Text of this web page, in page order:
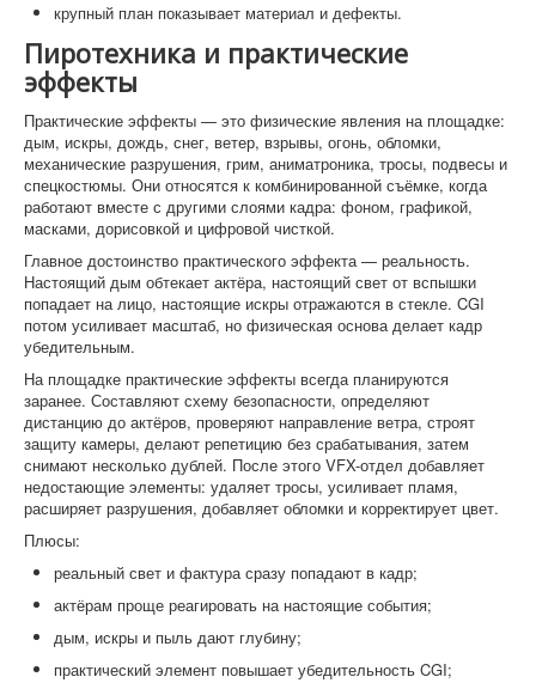
крупный план показывает материал и дефекты.
Пиротехника и практические
эффекты
Практические эффекты — это физические явления на площадке:
дым, искры, дождь, снег, ветер, взрывы, огонь, обломки,
механические разрушения, грим, аниматроника, тросы, подвесы и
спецкостюмы. Они относятся к комбинированной съёмке, когда
работают вместе с другими слоями кадра: фоном, графикой,
масками, дорисовкой и цифровой чисткой.
Главное достоинство практического эффекта — реальность.
Настоящий дым обтекает актёра, настоящий свет от вспышки
попадает на лицо, настоящие искры отражаются в стекле. CGI
потом усиливает масштаб, но физическая основа делает кадр
убедительным.
На площадке практические эффекты всегда планируются
заранее. Составляют схему безопасности, определяют
дистанцию до актёров, проверяют направление ветра, строят
защиту камеры, делают репетицию без срабатывания, затем
снимают несколько дублей. После этого VFX-отдел добавляет
недостающие элементы: удаляет тросы, усиливает пламя,
расширяет разрушения, добавляет обломки и корректирует цвет.
Плюсы:
реальный свет и фактура сразу попадают в кадр;
актёрам проще реагировать на настоящие события;
дым, искры и пыль дают глубину;
практический элемент повышает убедительность CGI;